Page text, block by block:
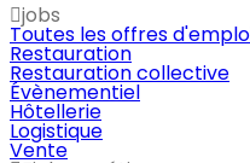
jobs
Toutes les offres
Restauration
Restauration collective
Évènementiel
Hôtellerie
Logistique
Vente